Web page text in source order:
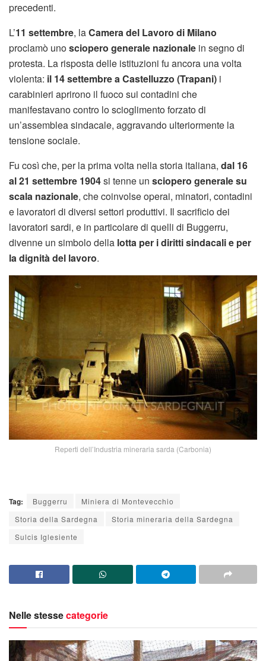
precedenti.
L’11 settembre, laCamera del Lavoro di Milano
proclamò unosciopero generale nazionale in segno di
protesta. La risposta delle istituzioni fu ancora una volta
violenta: il 14 settembre a Castelluzzo (Trapani) i
carabinieri aprirono il fuoco sui contadini che
manifestavano contro lo scioglimento forzato di
un’assemblea sindacale, aggravando ulteriormente la
tensione sociale.
Fu così che, per la prima volta nella storia italiana, dal 16
al 21 settembre 1904si tenne un sciopero generale su
scala nazionale, che coinvolse operai, minatori, contadini
e lavoratori di diversi settori produttivi. Il sacrificio dei
lavoratori sardi, e in particolare di quelli di Buggerru,
divenne un simbolo della lotta per i diritti sindacali e per
la dignità del lavoro.
Reperti dell’Industria mineraria sarda (Carbonia)
Tag: Buggerru
Miniera di Montevecchio
Storia della Sardegna
Storia mineraria della Sardegna
Sulcis Iglesiente
Nelle stessecategorie